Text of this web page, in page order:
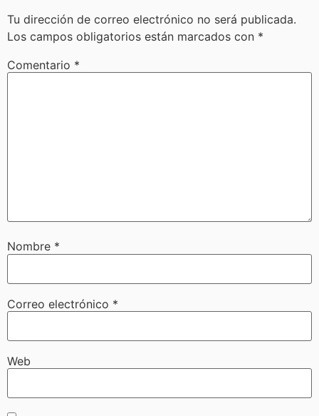
Tu dirección de correo electrónico no será publicada.
Los campos obligatorios están marcados con *
Comentario *
Nombre *
Correo electrónico *
Web